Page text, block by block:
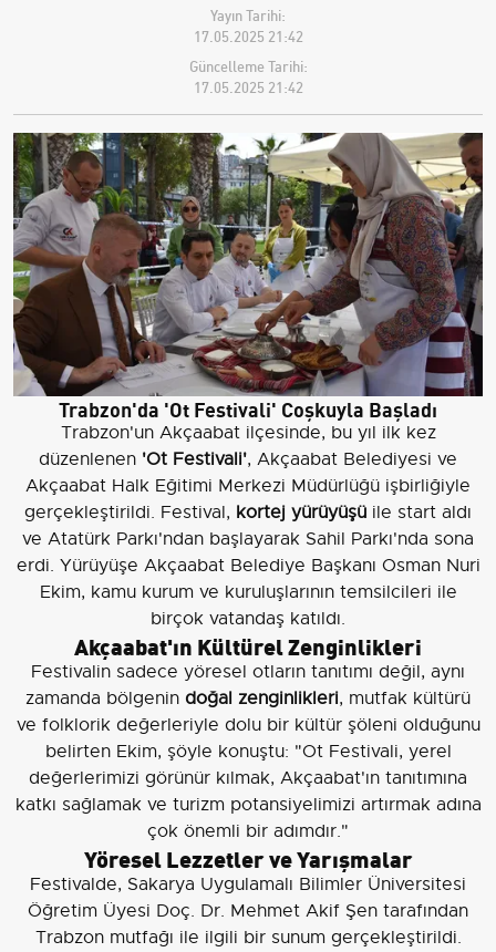
Yayın Tarihi:
17.05.2025 21:42
Güncelleme Tarihi:
17.05.2025 21:42
Trabzon'da 'Ot Festivali' Coşkuyla Başladı
Trabzon'un Akçaabat ilçesinde, bu yıl ilk kez
düzenlenen 'Ot Festivali', Akçaabat Belediyesi ve
Akçaabat Halk Eğitimi Merkezi Müdürlüğü işbirliğiyle
gerçekleştirildi. Festival, kortej yürüyüşü ile start aldı
ve Atatürk Parkı'ndan başlayarak Sahil Parkı'nda sona
erdi. Yürüyüşe Akçaabat Belediye Başkanı Osman Nuri
Ekim, kamu kurum ve kuruluşlarının temsilcileri ile
birçok vatandaş katıldı.
Akçaabat'ın Kültürel Zenginlikleri
Festivalin sadece yöresel otların tanıtımı değil, aynı
zamanda bölgenin doğal zenginlikleri, mutfak kültürü
ve folklorik değerleriyle dolu bir kültür şöleni olduğunu
belirten Ekim, şöyle konuştu: "Ot Festivali, yerel
değerlerimizi görünür kılmak, Akçaabat'ın tanıtımına
katkı sağlamak ve turizm potansiyelimizi artırmak adına
çok önemli bir adımdır."
Yöresel Lezzetler ve Yarışmalar
Festivalde, Sakarya Uygulamalı Bilimler Üniversitesi
Öğretim Üyesi Doç. Dr. Mehmet Akif Şen tarafından
Trabzon mutfağı ile ilgili bir sunum gerçekleştirildi.